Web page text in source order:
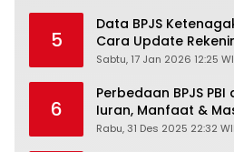
5
Data BPJS
Cara Update
Sabtu, 17 Jan 2026 12:25
6
Perbedaan BPJS
Iuran, Manfaat &
2026
Rabu, 31 Des 2025 22:32